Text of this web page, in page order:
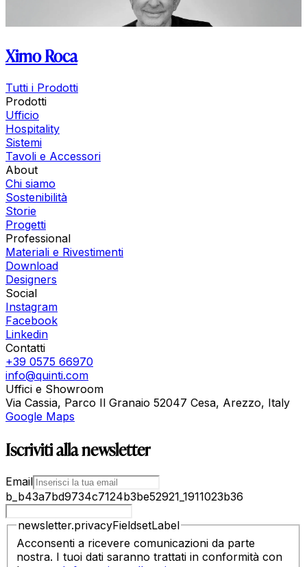
Ximo Roca
Tutti i Prodotti
Prodotti
Ufficio
Hospitality
Sistemi
Tavoli e Accessori
About
Chi siamo
Sostenibilità
Storie
Progetti
Professional
Materiali e Rivestimenti
Download
Designers
Social
Instagram
Facebook
Linkedin
Contatti
+39 0575 66970
info@quinti.com
Uffici e Showroom
Via Cassia, Parco Il Granaio 52047 Cesa, Arezzo, Italy
Google Maps
Iscriviti alla newsletter
Email
b_b43a7bd9734c7124b3be52921_1911023b36
newsletter.privacyFieldsetLabel
Acconsenti a ricevere comunicazioni da parte
nostra. I tuoi dati saranno trattati in conformità con